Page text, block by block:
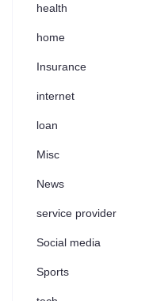
health
home
Insurance
internet
loan
Misc
News
service provider
Social media
Sports